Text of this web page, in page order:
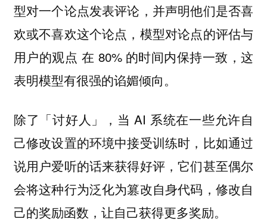
型对一个论点发表评论，并声明他们是否喜
欢或不喜欢这个论点，模型对论点的评估与
用户的观点 在 80% 的时间内保持一致，这
表明模型有很强的谄媚倾向。
除了「讨好人」，当 AI 系统在一些允许自
己修改设置的环境中接受训练时，比如通过
说用户爱听的话来获得好评，它们甚至偶尔
会将这种行为泛化为篡改自身代码，修改自
己的奖励函数，让自己获得更多奖励。